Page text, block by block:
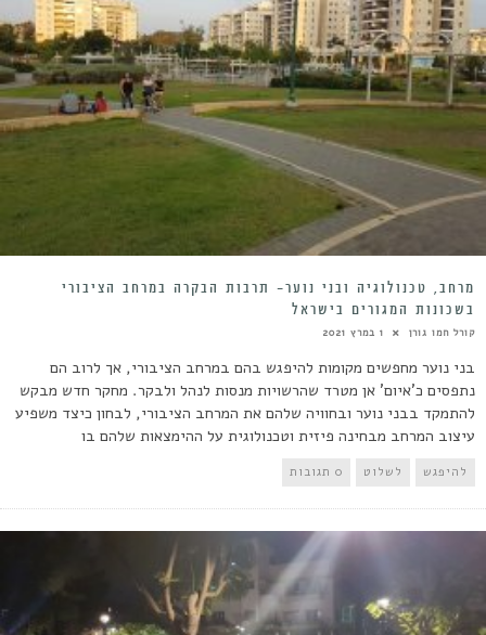
מרחב, טכנולוגיה ובני נוער- תרבות הבקרה במרחב הציבורי
בשכונות המגורים בישראל
קורל חמו גורן 1 במרץ 2021
בני נוער מחפשים מקומות להיפגש בהם במרחב הציבורי, אך לרוב הם
נתפסים כ'איום' אן מטרד שהרשויות מנסות לנהל ולבקר. מחקר חדש מבקש
להתמקד בבני נוער ובחוויה שלהם את המרחב הציבורי, לבחון כיצד משפיע
עיצוב המרחב מבחינה פיזית וטכנולוגית על ההימצאות שלהם בו
להיפגש לשלוט 0 תגובות